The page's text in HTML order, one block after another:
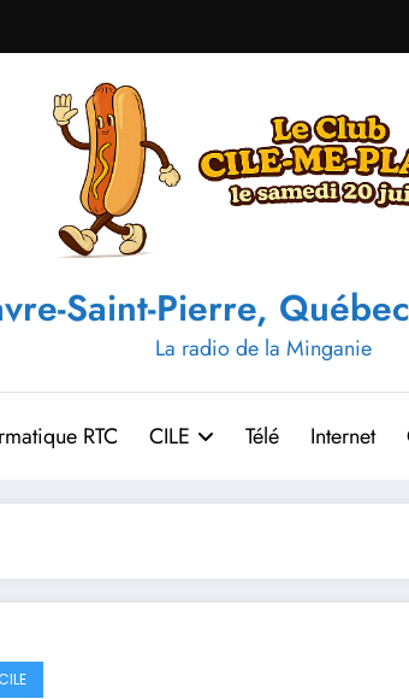
Saint-Pierre,
La radio de la Minganie
RTC CILE Télé Internet